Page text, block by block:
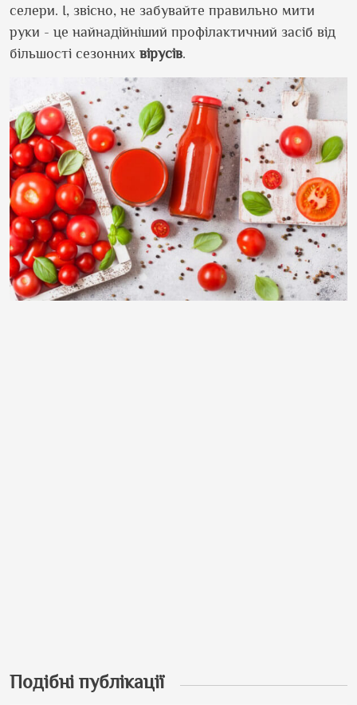
селери. І, звісно, не забувайте правильно мити
руки - це найнадійніший профілактичний засіб від
більшості сезонних вірусів.
Подібні публікації